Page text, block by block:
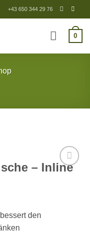
+43 650 344 29 76
0
– Inline
den